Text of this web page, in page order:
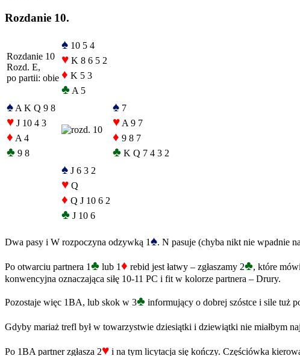
Rozdanie 10.
Rozdanie 10
Rozd. E,
po partii: obie
♠ 10 5 4
♥ K 8 6 5 2
♦ K 5 3
♣ A 5
♠ A K Q 9 8
♥ J 10 4 3
♦ A 4
♣ 9 8
♠ 7
♥ A 9 7
♦ 9 8 7
♣ K Q 7 4 3 2
♠ J 6 3 2
♥ Q
♦ Q J 10 6 2
♣ J 10 6
Dwa pasy i W rozpoczyna odzywką 1♠. N pasuje (chyba nikt nie wpadnie
Po otwarciu partnera 1♣ lub 1♦ rebid jest łatwy – zgłaszamy 2♣, które
konwencyjna oznaczająca siłę 10-11 PC i fit w kolorze partnera – Drury.
Pozostaje więc 1BA, lub skok w 3♣ informujący o dobrej szóstce i sile tuż
Gdyby mariaż trefl był w towarzystwie dziesiątki i dziewiątki nie miałbym
Po 1BA partner zgłasza 2♥ i na tym licytacja się kończy. Częściówka